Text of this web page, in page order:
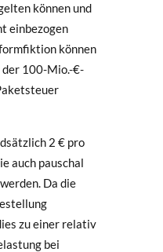
können und
einbezogen
können
der 100-Mio.-€-
2 € pro
auch pauschal
Da die
zu einer relativ
bei